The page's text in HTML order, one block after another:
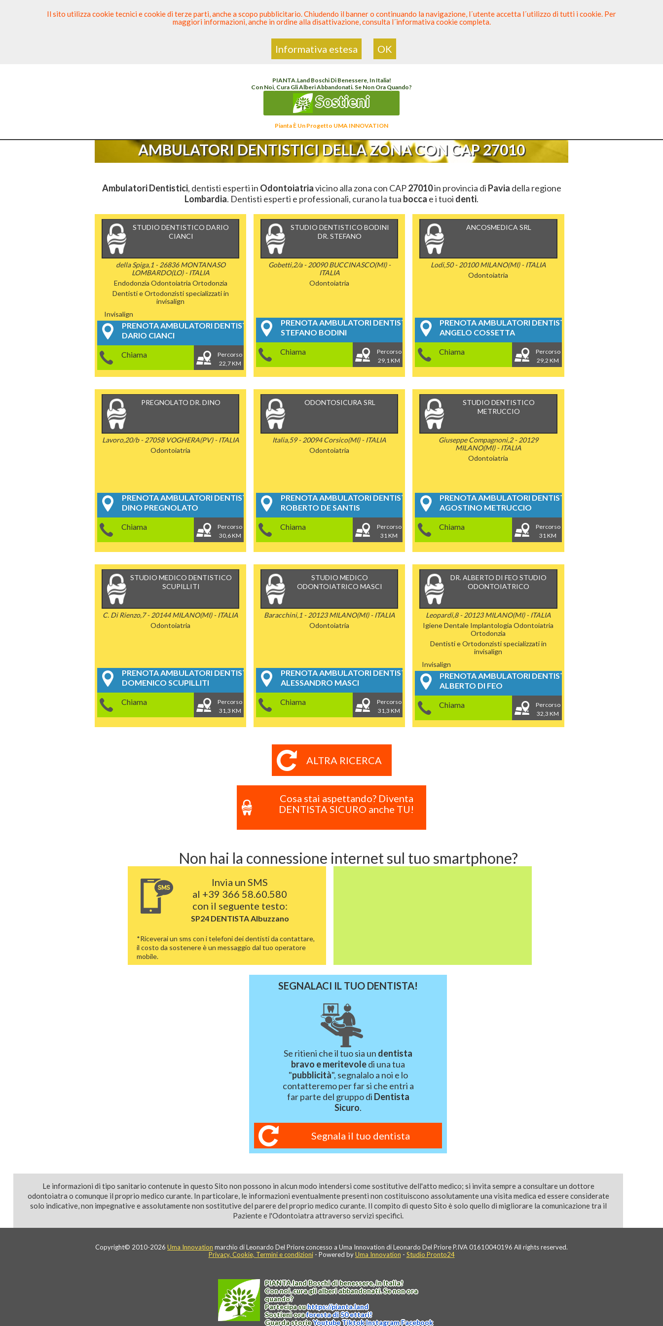
Elenco Dentista Sicuro>Odontoiatria>Ambulatori Dentistici>Lombardia
PIANTA.LandBoschi Di Benessere, In Italia!
Con Noi, Cura Gli Alberi Abbandonati. Se Non Ora Quando?
Sostieni
Pianta È Un Progetto UMA INNOVATION
AMBULATORI DENTISTICI DELLA ZONA CON CAP 27010
Ambulatori Dentistici, dentisti esperti in Odontoiatriavicino alla zona con CAP27010in provincia di Pavia della regione
Lombardia. Dentisti esperti e professionali, curano la tua bocca e i tuoi denti.
STUDIO DENTISTICO DARIO
CIANCI
della Spiga,1 - 26836 MONTANASO
LOMBARDO(LO) - ITALIA
Endodonzia Odontoiatria Ortodonzia
Dentisti e Ortodonzisti specializzati in
invisalign
Invisalign
PRENOTA AMBULATORI DENTISTICI
DARIO CIANCI
Chiama
Percorso
22,7 KM
STUDIO DENTISTICO BODINI
DR. STEFANO
Gobetti,2/a - 20090 BUCCINASCO(MI) -
ITALIA
Odontoiatria
PRENOTA AMBULATORI DENTISTICI
STEFANO BODINI
Chiama
Percorso
29,1 KM
ANCOSMEDICA SRL
Lodi,50 - 20100 MILANO(MI) - ITALIA
Odontoiatria
PRENOTA AMBULATORI DENTISTICI
ANGELO COSSETTA
Chiama
Percorso
29,2 KM
PREGNOLATO DR. DINO
Lavoro,20/b - 27058 VOGHERA(PV) - ITALIA
Odontoiatria
PRENOTA AMBULATORI DENTISTICI
DINO PREGNOLATO
Chiama
Percorso
30,6 KM
ODONTOSICURA SRL
Italia,59 - 20094 Corsico(MI) - ITALIA
Odontoiatria
PRENOTA AMBULATORI DENTISTICI
ROBERTO DE SANTIS
Chiama
Percorso
31 KM
STUDIO DENTISTICO
METRUCCIO
Giuseppe Compagnoni,2 - 20129
MILANO(MI) - ITALIA
Odontoiatria
PRENOTA AMBULATORI DENTISTICI
AGOSTINO METRUCCIO
Chiama
Percorso
31 KM
STUDIO MEDICO DENTISTICO
SCUPILLITI
C. Di Rienzo,7 - 20144 MILANO(MI) - ITALIA
Odontoiatria
PRENOTA AMBULATORI DENTISTICI
DOMENICO SCUPILLITI
Chiama
Percorso
31,3 KM
STUDIO MEDICO
ODONTOIATRICO MASCI
Baracchini,1 - 20123 MILANO(MI) - ITALIA
Odontoiatria
PRENOTA AMBULATORI DENTISTICI
ALESSANDRO MASCI
Chiama
Percorso
31,3 KM
DR. ALBERTO DI FEO STUDIO
ODONTOIATRICO
Leopardi,8 - 20123 MILANO(MI) - ITALIA
Igiene Dentale Implantologia Odontoiatria
Ortodonzia
Dentisti e Ortodonzisti specializzati in
invisalign
Invisalign
PRENOTA AMBULATORI DENTISTICI
ALBERTO DI FEO
Chiama
Percorso
32,3 KM
ALTRA RICERCA
Cosa stai aspettando? Diventa
DENTISTA SICURO anche TU!
Non hai la connessione internet sul tuo smartphone?
Invia un SMS
al +39 366 58.60.580
con il seguente testo:
SP24 DENTISTAAlbuzzano
*Riceverai un sms con i telefoni dei dentisti da contattare,
il costo da sostenere è un messaggio dal tuo operatore
mobile.
SEGNALACI IL TUO DENTISTA!
Se ritieni che il tuo sia un dentista
bravo e meritevoledi una tua
"pubblicità", segnalalo a noi e lo
contatteremo per far si che entri a
far parte del gruppo di Dentista
Sicuro.
Segnala il tuo dentista
Le informazioni di tipo sanitario contenute in questo Sito non possono in alcun modo intendersi come sostitutive dell'atto medico; si invita sempre a consultare un dottore
odontoiatra o comunque il proprio medico curante. In particolare, le informazioni eventualmente presenti non costituiscono assolutamente una visita medica ed essere considerate
solo indicative, non impegnative e assolutamente non sostitutive del parere del proprio medico curante. Il compito di questo Sito è solo quello di migliorare la comunicazione tra il
Paziente e l'Odontoiatra attraverso servizi specifici.
Copyright© 2010-2026 Uma Innovation marchio di Leonardo Del Priore concesso a Uma Innovation di Leonardo Del Priore P.IVA 01610040196 All rights reserved.
Privacy, Cookie, Termini e condizioni- Powered byUma Innovation - Studio Pronto24
PIANTA.landBoschi di benessere, in Italia!
Con noi, cura gli alberi abbandonati. Se non ora
quando?
Partecipa suhttps://pianta.land
Sostieni oraforesta di 50 ettari!
Guarda storieYoutubeTiktokInstagramFacebook
Il sito utilizza cookie tecnici e cookie di terze parti, anche a scopo pubblicitario. Chiudendo il banner o continuando la navigazione, l´utente accetta l´utilizzo di tutti i cookie. Per
maggiori informazioni, anche in ordine alla disattivazione, consulta l´informativa cookie completa.
Informativa estesa OK